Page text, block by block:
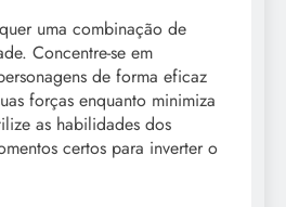
uma combinação de
Concentre-se em
de forma eficaz
forças enquanto minimiza
as habilidades dos
certos para inverter o